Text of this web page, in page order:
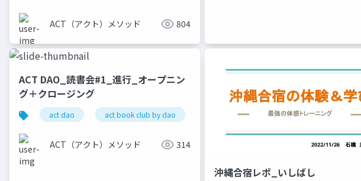
ACT（アクト）メソッド 804
ACT DAO_読書会#1_進行_オープニン
グ＋クロージング
act dao act book club by dao
ACT（アクト）メソッド 314
沖縄合宿レポ_いしばし